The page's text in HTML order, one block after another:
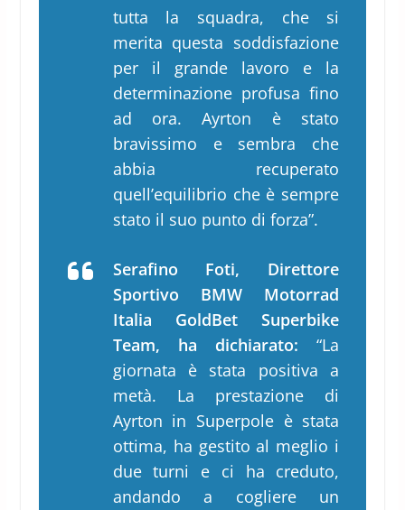
tutta la squadra, che si
merita questa soddisfazione
per il grande lavoro e la
determinazione profusa fino
ad ora. Ayrton è stato
bravissimo e sembra che
abbia recuperato
quell’equilibrio che è sempre
stato il suo punto di forza”.
Serafino Foti, Direttore
Sportivo BMW Motorrad
Italia GoldBet Superbike
Team, ha dichiarato: “La
giornata è stata positiva a
metà. La prestazione di
Ayrton in Superpole è stata
ottima, ha gestito al meglio i
due turni e ci ha creduto,
andando a cogliere un